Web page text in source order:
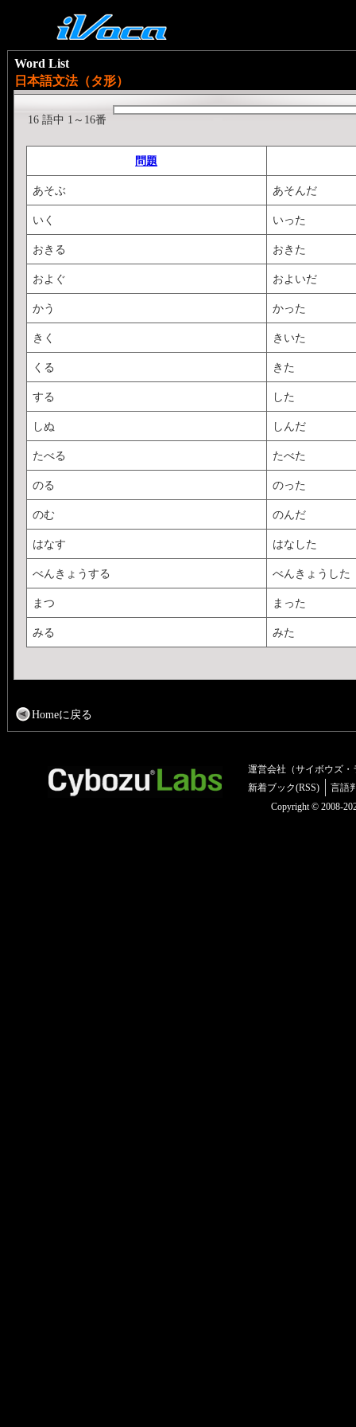
Word List
日本語文法（タ形）
16 語中 1～16番
問題
あそぶ あそんだ
いく いった
おきる おきた
およぐ およいだ
かう かった
きく きいた
くる きた
する した
しぬ しんだ
たべる たべた
のる のった
のむ のんだ
はなす はなした
べんきょうする べんきょうした
まつ まった
みる みた
Homeに戻る
運営会社（サイボウズ・
新着ブック(RSS)
言語
Copyright © 2008-